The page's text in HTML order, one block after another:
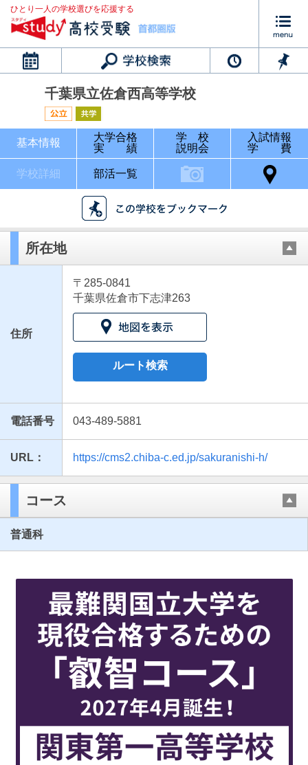
ひとり一人の学校選びを応援する
カレンダー
ブックマークした学校
千葉県立佐倉西高等学校
基本情報
大学合格
実 績
学 校
説明会
入試情報
学 費
学校詳細 部活一覧
所在地
住所
〒285-0841
千葉県佐倉市下志津263
ルート検索
電話番号 043-489-5881
URL： https://cms2.chiba-c.ed.jp/sakuranishi-h/
コース
普通科